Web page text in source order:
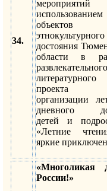
34.
использованием
объектов
этнокультурного
достояния
области в
развлекательного
литературного
проекта
организации
дневного
детей и
«Летние
яркие
«Многоликая
России!»